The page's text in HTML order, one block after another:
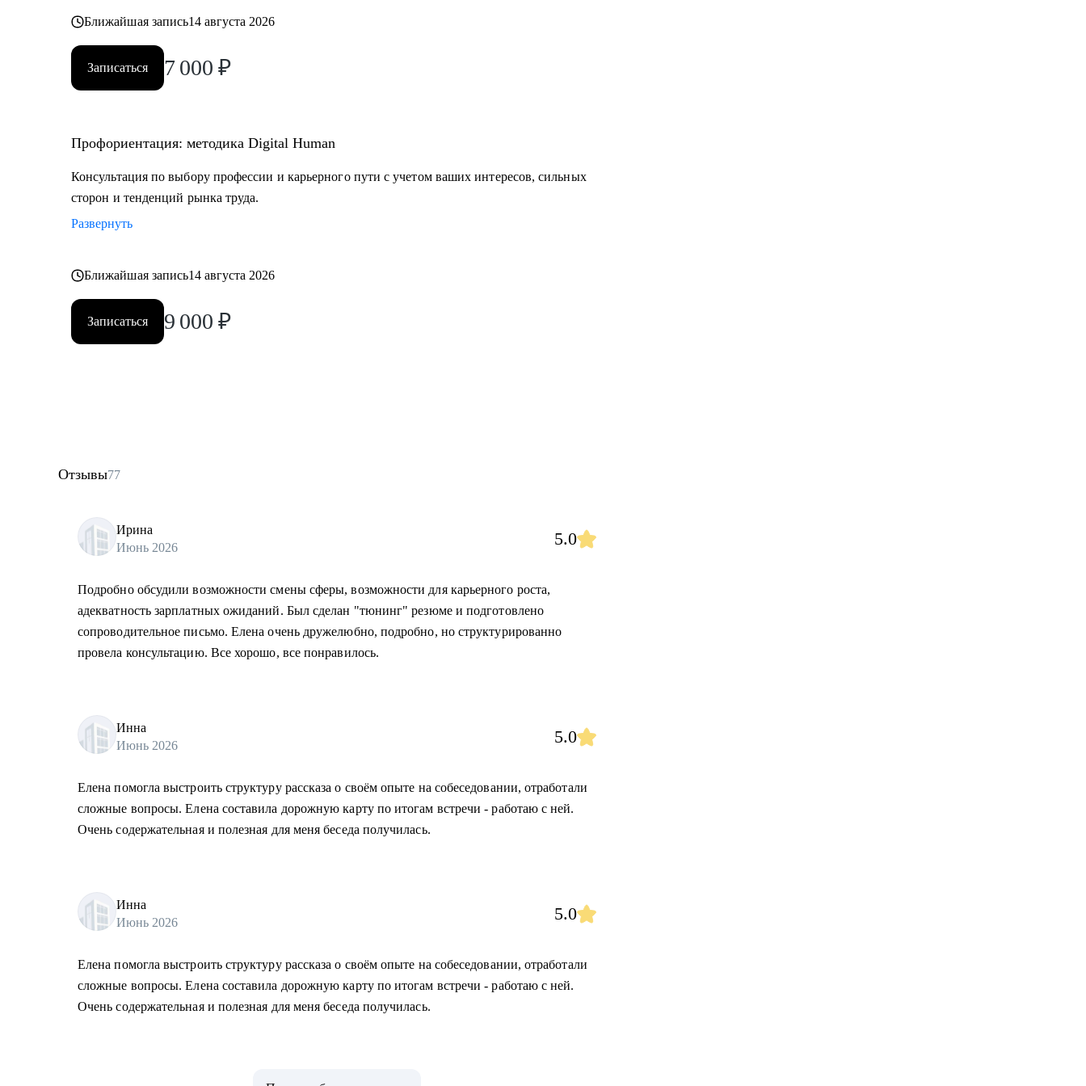
Постоянно повышаю квалификацию через тренинги по актуальным HR-технологиям и
Веду профильный канал, где делюсь практическими кейсами и аналитикой в сфере карьерного
Моя миссия — привести вас туда, где ваша деятельность приносит не только финансовый
Ближайшая запись14 августа 2026
Записаться 7 000 ₽
Профориентация: методика Digital Human
Консультация по выбору профессии и карьерного пути с учетом ваших интересов, сильных
сторон и тенденций рынка труда.
Развернуть
Ближайшая запись14 августа 2026
Записаться 9 000 ₽
Отзывы77
Ирина
Июнь 2026
5.0
Подробно обсудили возможности смены сферы, возможности для карьерного роста,
адекватность зарплатных ожиданий. Был сделан "тюнинг" резюме и подготовлено
сопроводительное письмо. Елена очень дружелюбно, подробно, но структурированно
провела консультацию. Все хорошо, все понравилось.
Инна
Июнь 2026
5.0
Елена помогла выстроить структуру рассказа о своём опыте на собеседовании, отработали
сложные вопросы. Елена составила дорожную карту по итогам встречи - работаю с ней.
Очень содержательная и полезная для меня беседа получилась.
Инна
Июнь 2026
5.0
Елена помогла выстроить структуру рассказа о своём опыте на собеседовании, отработали
сложные вопросы. Елена составила дорожную карту по итогам встречи - работаю с ней.
Очень содержательная и полезная для меня беседа получилась.